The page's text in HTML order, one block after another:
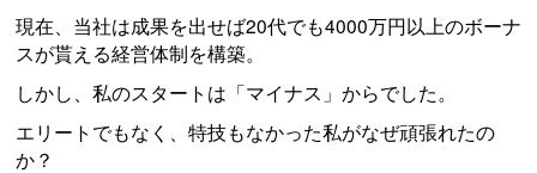
現在、当社は成果を出せば20代でも4000万円以上のボーナ
スが貰える経営体制を構築。
しかし、私のスタートは「マイナス」からでした。
エリートでもなく、特技もなかった私がなぜ頑張れたの
か？